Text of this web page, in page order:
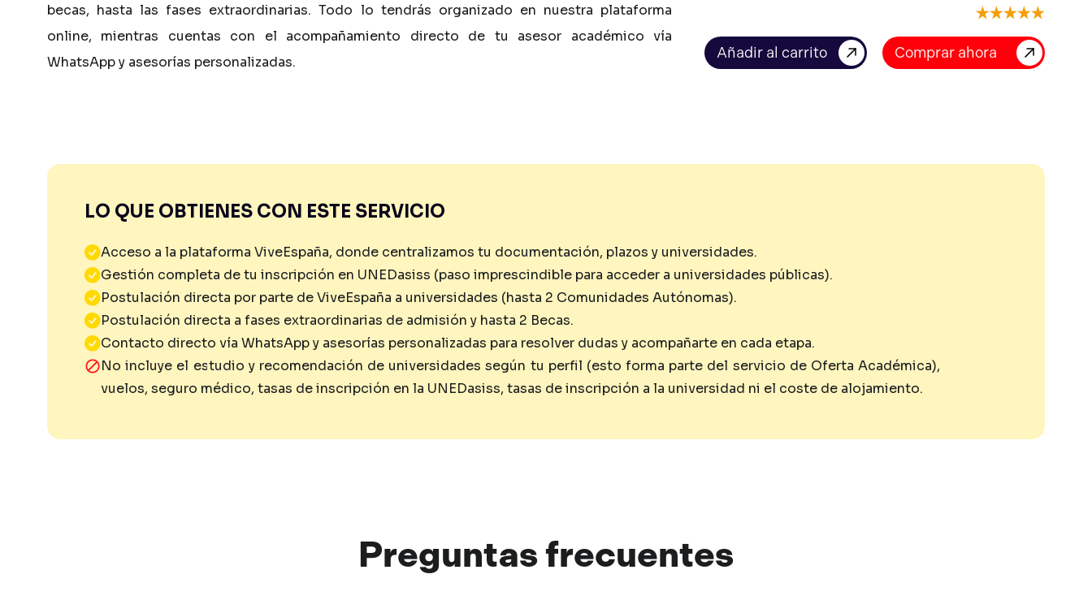
becas, hasta las fases extraordinarias. Todo lo tendrás organizado en nuestra plataforma
online,
mientras cuentas con el acompañamiento directo de tu asesor académico vía
WhatsAppy asesorías personalizadas. Comprar ahora
LO QUE OBTIENES CON ESTE SERVICIO
Acceso a la plataforma ViveEspaña, donde centralizamos tu documentación, plazos y universidades.
Gestión completa de tu inscripción en UNEDasiss (paso imprescindible para acceder a universidades públicas).
Postulación directa por parte de ViveEspaña a universidades (hasta 2 Comunidades Autónomas).
Postulación directa a fases extraordinarias de admisión y hasta 2 Becas.
Contacto directo vía WhatsApp y asesorías personalizadas para resolver dudas y acompañarte en cada etapa.
No incluye el estudio y recomendación de universidades según tu perfil (esto forma parte del servicio de Oferta Académica),
vuelos, seguro médico, tasas de inscripción en la UNEDasiss, tasas de inscripción a la universidad ni el coste de alojamiento.
Preguntasfrecuentes